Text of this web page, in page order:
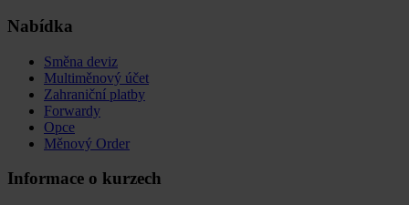
Nabídka
Směna deviz
Multiměnový účet
Zahraniční platby
Forwardy
Opce
Měnový Order
Informace o kurzech